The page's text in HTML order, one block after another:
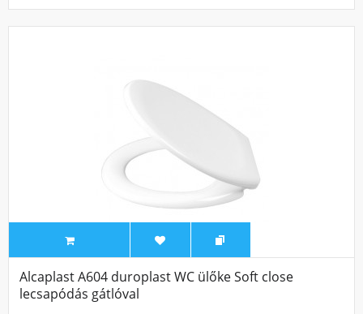
Alcaplast A604 duroplast WC ülőke Soft close
lecsapódás gátlóval